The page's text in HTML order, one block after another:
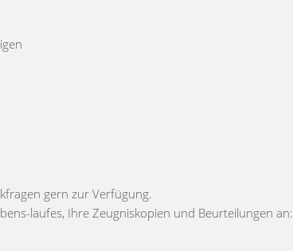
gern zur Verfügung.
laufes, Ihre Zeugniskopien und Beurteilungen an: